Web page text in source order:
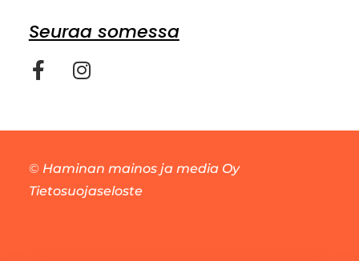
Seuraa somessa
© Haminan mainos ja media Oy
Tietosuojaseloste